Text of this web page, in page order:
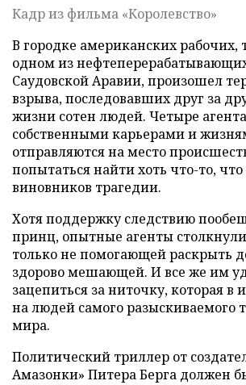
Кадр из фильма «Королевство»
В городке американских рабочих,
одном из
Саудовской Аравии, произошел
взрыва, последовавших друг за
жизни сотен людей. Четыре
собственными карьерами и
отправляются на место
попытаться найти хоть что-то,
виновников трагедии.
Хотя поддержку следствию
принц, опытные агенты
только не помогающей раскрыть
здорово мешающей. И все же им
зацепиться за ниточку, которая в
на людей самого разыскиваемого
мира.
Политический триллер от
Амазонки» Питера Берга должен